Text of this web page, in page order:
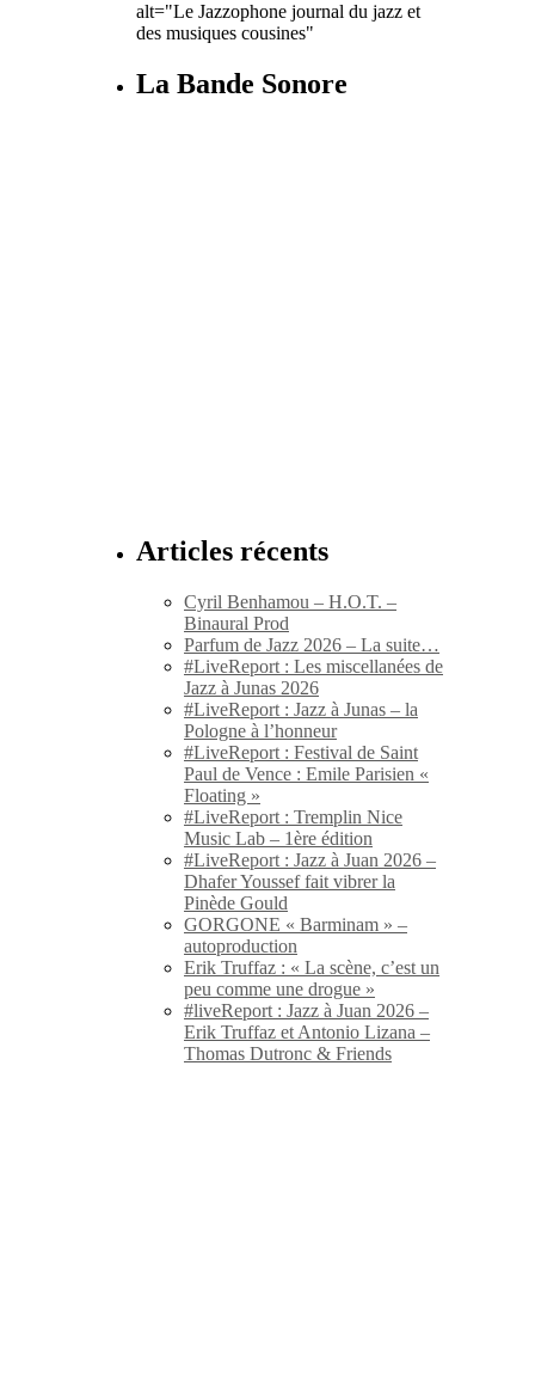
alt="Le Jazzophone journal du jazz et
des musiques cousines"
La Bande Sonore
Articles récents
Cyril Benhamou – H.O.T. –
Binaural Prod
Parfum de Jazz 2026 – La suite…
#LiveReport : Les miscellanées de
Jazz à Junas 2026
#LiveReport : Jazz à Junas – la
Pologne à l’honneur
#LiveReport : Festival de Saint
Paul de Vence : Emile Parisien «
Floating »
#LiveReport : Tremplin Nice
Music Lab – 1ère édition
#LiveReport : Jazz à Juan 2026 –
Dhafer Youssef fait vibrer la
Pinède Gould
GORGONE « Barminam » –
autoproduction
Erik Truffaz : « La scène, c’est un
peu comme une drogue »
#liveReport : Jazz à Juan 2026 –
Erik Truffaz et Antonio Lizana –
Thomas Dutronc & Friends